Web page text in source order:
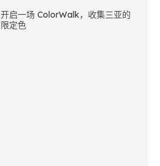
开启一场 ColorWalk，收集三亚的
限定色